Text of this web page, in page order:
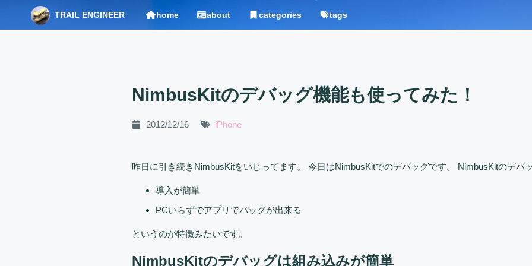
TRAIL ENGINEER home about categories tags
NimbusKitのデバッグ機能も使ってみた！
2012/12/16 iPhone
昨日に引き続きNimbusKitをいじってます。 今日はNimbusKitでのデバッグです。 NimbusKitのデバ
導入が簡単
PCいらずでアプリでバッグが出来る
というのが特徴みたいです。
NimbusKitのデバッグは組み込みが簡単